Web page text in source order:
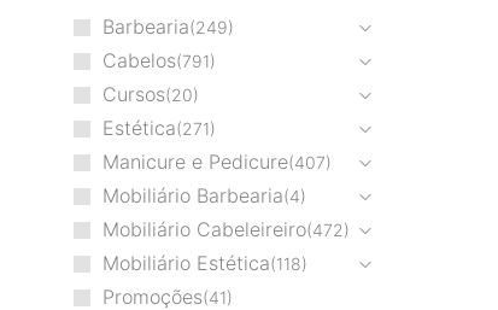
Barbearia 249
Cabelos 791
Cursos 20
Estética 271
Manicure e Pedicure 407
Mobiliário Barbearia 4
Mobiliário Cabeleireiro 472
Mobiliário Estética 118
Promoções 41